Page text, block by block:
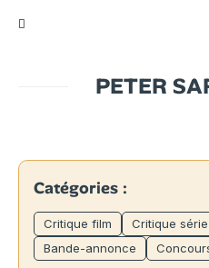
PETER
Catégories :
Critique film Critique série
Bande-annonce